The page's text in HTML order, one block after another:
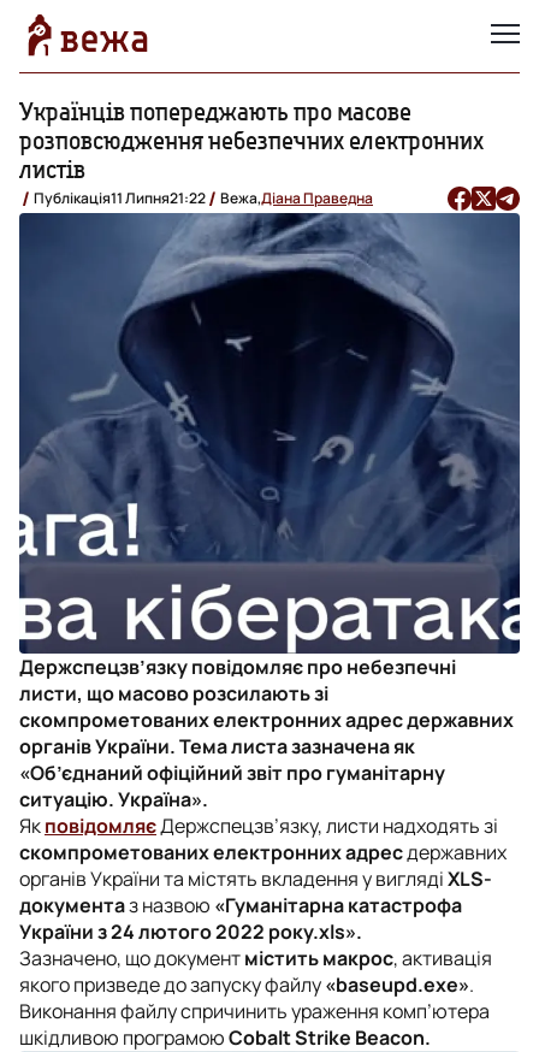
Українців попереджають про масове
розповсюдження небезпечних електронних
листів
Публікація11 Липня21:22 Вежа,Діана Праведна
Держспецзв’язку повідомляє про небезпечні
листи, що масово розсилають зі
скомпрометованих електронних адрес державних
органів України. Тема листа зазначена як
«Об’єднаний офіційний звіт про гуманітарну
ситуацію. Україна».
ЯкповідомляєДержспецзв’язку, листи надходять зі
скомпрометованих електронних адресдержавних
органів України та містять вкладення у виглядіXLS-
документаз назвою «Гуманітарна катастрофа
України з 24 лютого 2022 року.xls».
Зазначено, що документмістить макрос, активація
якого призведе до запуску файлу«baseupd.exe».
Виконання файлу спричинить ураження комп’ютера
шкідливою програмоюCobalt Strike Beacon.